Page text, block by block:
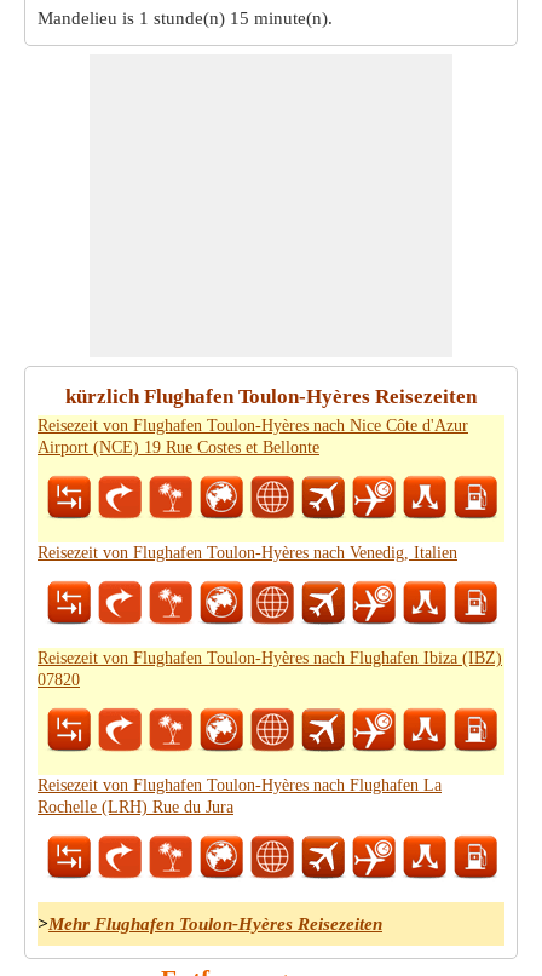
Mandelieu is 1 stunde(n) 15 minute(n).
kürzlich Flughafen Toulon-Hyères Reisezeiten
Reisezeit von Flughafen Toulon-Hyères nach Nice Côte d'Azur
Airport (NCE) 19 Rue Costes et Bellonte
Reisezeit von Flughafen Toulon-Hyères nach Venedig, Italien
Reisezeit von Flughafen Toulon-Hyères nach Flughafen Ibiza (IBZ)
07820
Reisezeit von Flughafen Toulon-Hyères nach Flughafen La
Rochelle (LRH) Rue du Jura
>Mehr Flughafen Toulon-Hyères Reisezeiten